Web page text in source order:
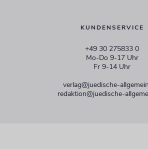
KUNDENSERVICE
+49 30 275833 0
Mo-Do 9-17 Uhr
Fr 9-14 Uhr
verlag@juedische-
redaktion@juedische-